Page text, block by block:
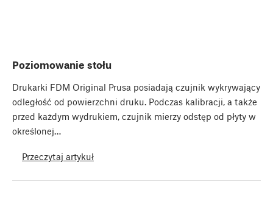
Poziomowanie stołu
Drukarki FDM Original Prusa posiadają czujnik wykrywający
odległość od powierzchni druku. Podczas kalibracji, a także
przed każdym wydrukiem, czujnik mierzy odstęp od płyty w
określonej…
Przeczytaj artykuł